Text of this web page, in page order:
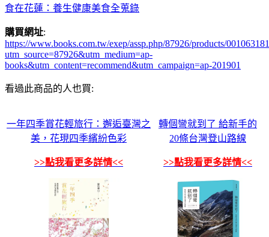
食在花蓮：養生健康美食全蒐錄
購買網址:
https://www.books.com.tw/exep/assp.php/87926/products/
utm_source=87926&utm_medium=ap-
books&utm_content=recommend&utm_campaign=ap-201901
看過此商品的人也買:
一年四季賞花輕旅行：邂逅臺灣之
美，花現四季繽紛色彩
>>點我看更多詳情<<
轉個彎就到了 給新手的
20條台灣登山路線
>>點我看更多詳情<<